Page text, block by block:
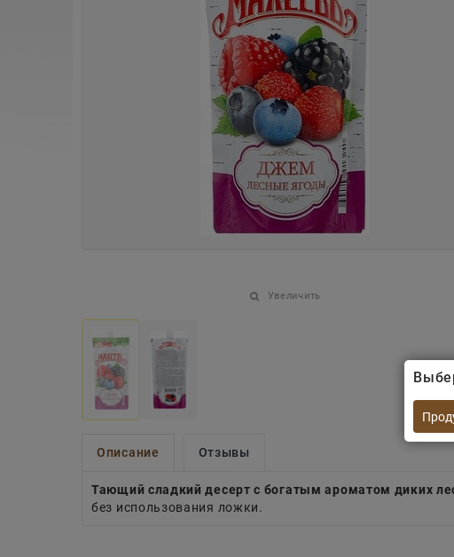
Увеличить
Описание Отзывы
Тающий сладкий десерт с богатым ароматом диких
без использования ложки.